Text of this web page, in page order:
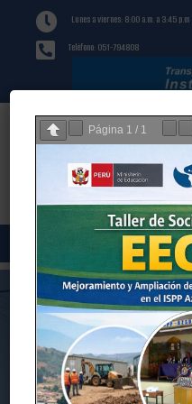
 Lunes a viernes: 8:00 a.m. a 3:45 p.m
 Teléfono: 051-794808
Página 1 / 1